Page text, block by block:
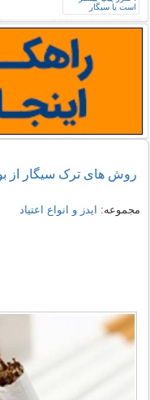
روش های ترک سیگار از
مجموعه: ایدز و انواع اعتیاد